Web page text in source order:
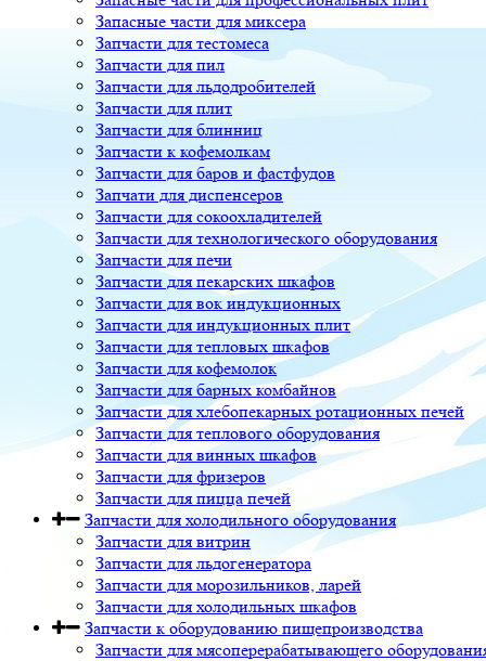
Запасные части для миксера
Запчасти для тестомеса
Запчасти для пил
Запчасти для льдодробителей
Запчасти для плит
Запчасти для блинниц
Запчасти к кофемолкам
Запчасти для баров и фастфудов
Запчати для диспенсеров
Запчасти для сокоохладителей
Запчасти для технологического оборудования
Запчасти для печи
Запчасти для пекарских шкафов
Запчасти для вок индукционных
Запчасти для индукционных плит
Запчасти для тепловых шкафов
Запчасти для кофемолок
Запчасти для барных комбайнов
Запчасти для хлебопекарных ротационных печей
Запчасти для теплового оборудования
Запчасти для винных шкафов
Запчасти для фризеров
Запчасти для пицца печей
Запчасти для холодильного оборудования
Запчасти для витрин
Запчасти для льдогенератора
Запчасти для морозильников, ларей
Запчасти для холодильных шкафов
Запчасти к оборудованию пищепроизводства
Запчасти для мясоперерабатывающего